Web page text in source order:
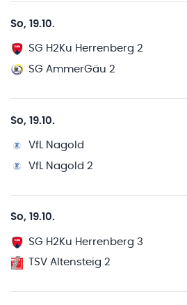
So, 19.10.
SG H2Ku Herrenberg 2
SG AmmerGäu 2
So, 19.10.
VfL Nagold
VfL Nagold 2
So, 19.10.
SG H2Ku Herrenberg 3
TSV Altensteig 2